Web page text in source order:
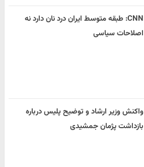
CNN: طبقه متوسط ایران درد نان دارد نه
اصلاحات سیاسی
واکنش وزیر ارشاد و توضیح پلیس درباره
بازداشت پژمان جمشیدی